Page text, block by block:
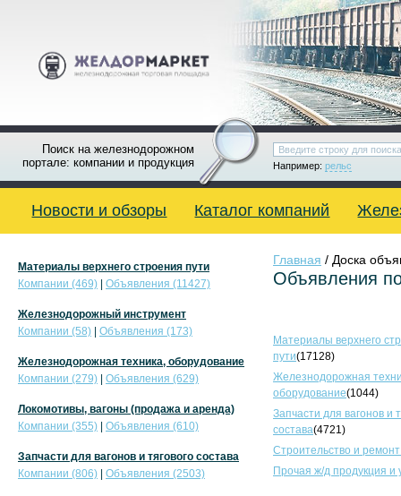
Поиск на железнодорожном
портале: компании и продукция
Например: рельс
Новости и обзоры Каталог компаний
Главная / Доска
Объявления
Материалы верхнего
пути(17128)
Железнодорожная
оборудование(1044)
Запчасти для вагонов и
состава(4721)
Строительство и
Прочая ж/д продукция и
Материалы верхнего строения пути
Компании (469)
Объявления (11427)
Железнодорожный инструмент
Компании (58)
Объявления (173)
Железнодорожная техника, оборудование
Компании (279)
Объявления (629)
Локомотивы, вагоны (продажа и аренда)
Компании (355)
Объявления (610)
Запчасти для вагонов и тягового состава
Компании (806)
Объявления (2503)